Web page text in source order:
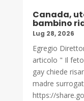
Canada,
bambino
Lug 28, 2026
Egregio
articolo " Il
gay chiede
madre
https://